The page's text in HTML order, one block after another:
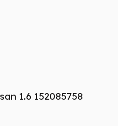
1.6 152085758